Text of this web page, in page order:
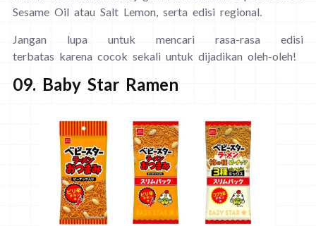
Sesame Oil atau Salt Lemon, serta edisi regional.
Jangan lupa untuk mencari rasa-rasa edisi
terbatas karena cocok sekali untuk dijadikan oleh-oleh!
09. Baby Star Ramen